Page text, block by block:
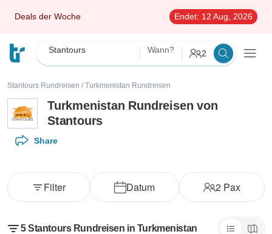
Deals der Woche Endet: 12 Aug, 2026
Stantours Wann? 2
Stantours Rundreisen / Turkmenistan Rundreisen
Turkmenistan Rundreisen von
Stantours
Share
Datum 2 Pax
Filter
5 Stantours Rundreisen in Turkmenistan